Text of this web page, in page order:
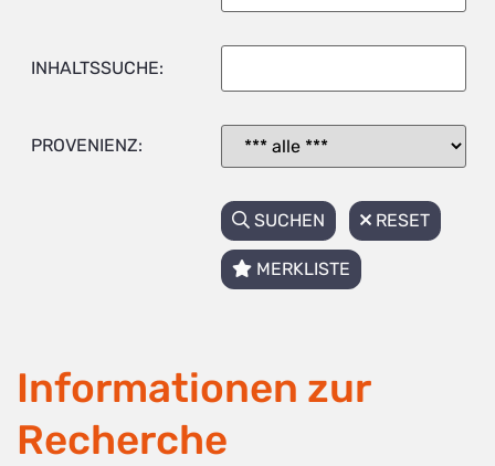
INHALTSSUCHE:
PROVENIENZ:
SUCHEN RESET
MERKLISTE
Informationen zur
Recherche